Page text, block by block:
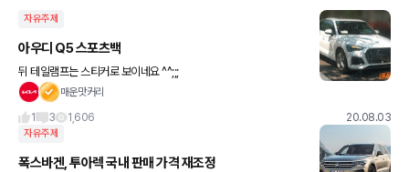
자유주제
아우디 Q5 스포츠백
뒤 테일램프는 스티커로 보이네요 ^^;;;
매운맛커리
1
3 1,606 20.08.03
자유주제
폭스바겐, 투아렉 국내 판매 가격 재조정